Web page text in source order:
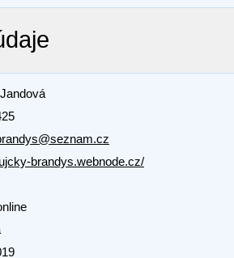
brandys.webnode.cz/